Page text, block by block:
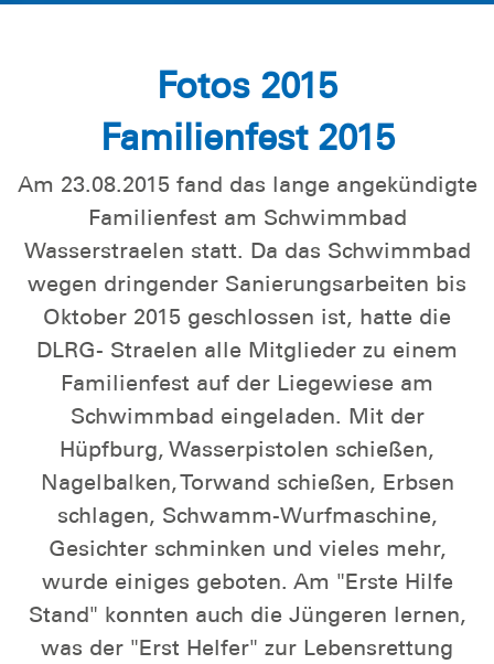
Fotos 2015
Familienfest 2015
Am 23.08.2015 fand das lange angekündigte
Familienfest am Schwimmbad
Wasserstraelen statt. Da das Schwimmbad
wegen dringender Sanierungsarbeiten bis
Oktober 2015 geschlossen ist, hatte die
DLRG- Straelen alle Mitglieder zu einem
Familienfest auf der Liegewiese am
Schwimmbad eingeladen. Mit der
Hüpfburg, Wasserpistolen schießen,
Nagelbalken, Torwand schießen, Erbsen
schlagen, Schwamm-Wurfmaschine,
Gesichter schminken und vieles mehr,
wurde einiges geboten. Am "Erste Hilfe
Stand" konnten auch die Jüngeren lernen,
was der "Erst Helfer" zur Lebensrettung